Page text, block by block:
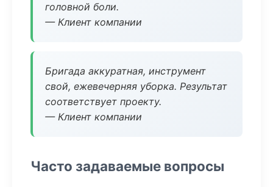
головной боли.
— Клиент компании
Бригада аккуратная, инструмент
свой, ежевечерняя уборка. Результат
соответствует проекту.
— Клиент компании
Часто задаваемые вопросы